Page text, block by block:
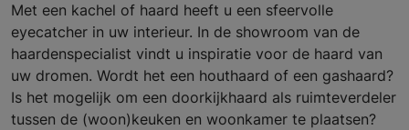
Met een kachel of haard heeft u een sfeervolle
eyecatcher in uw interieur. In de showroom van de
haardenspecialist vindt u inspiratie voor de haard van
uw dromen. Wordt het een houthaard of een gashaard?
Is het mogelijk om een doorkijkhaard als ruimteverdeler
tussen de (woon)keuken en woonkamer te plaatsen?